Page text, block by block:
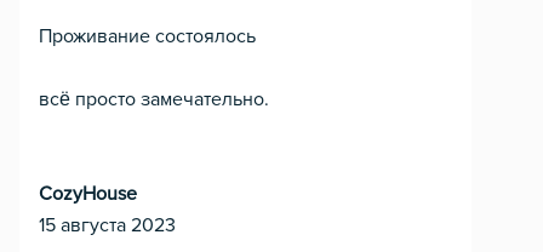
Проживание состоялось
всё просто замечательно.
CozyHouse
15 августа 2023